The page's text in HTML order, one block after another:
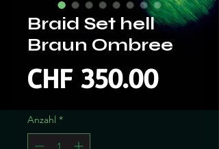
Braid Set hell
Braun Ombree
CHF 350.00Preis
Anzahl *